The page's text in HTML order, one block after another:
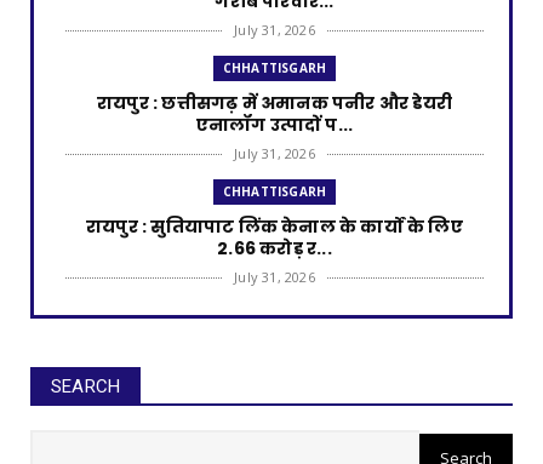
July 31, 2026
CHHATTISGARH
रायपुर : छत्तीसगढ़ में अमानक पनीर और डेयरी
एनालॉग उत्पादों प...
July 31, 2026
CHHATTISGARH
रायपुर : सुतियापाट लिंक केनाल के कार्यों के लिए
2.66 करोड़ र...
July 31, 2026
CHHATTISGARH
July 31, 2026
SEARCH